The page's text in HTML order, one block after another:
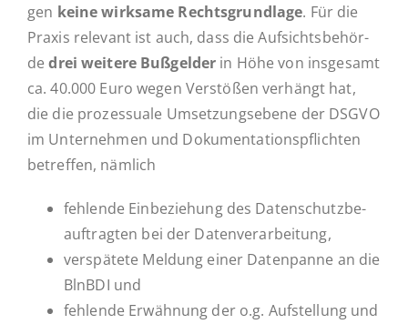
gen keine wirk­sa­me Rechts­grund­la­ge. Für die
Praxis re­le­vant ist auch, dass die Auf­sichts­be­hör­
dedrei weitere Buß­gel­der in Höhe von ins­ge­samt
ca. 40.000 Euro wegen Ver­stö­ßen ver­hängt hat,
die die pro­zes­sua­le Um­set­zungs­ebe­ne der DSGVO
im Un­ter­neh­men und Do­ku­men­ta­ti­ons­pflich­ten
be­tref­fen, nämlich
feh­len­de Ein­be­zie­hung des Da­ten­schutz­be­
auf­trag­ten bei der Datenverarbeitung,
ver­spä­te­te Meldung einer Da­ten­pan­ne an die
BlnBDI und
feh­len­de Er­wäh­nung der o.g. Auf­stel­lung und